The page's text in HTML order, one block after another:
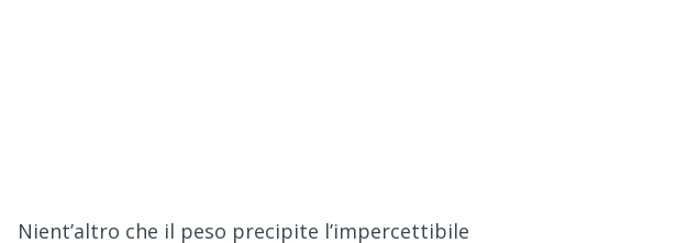
Nient’altro che il peso precipite l’impercettibile